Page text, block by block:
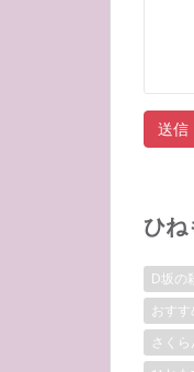
ひね
D坂の
おすす
さく